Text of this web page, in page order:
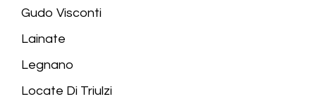
Gudo Visconti
Lainate
Legnano
Locate Di Triulzi